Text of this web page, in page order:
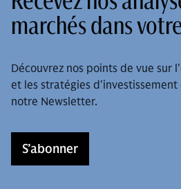
marchés dans
Découvrez nos points de vue sur
et les stratégies d'investissement
notre Newsletter.
S’abonner